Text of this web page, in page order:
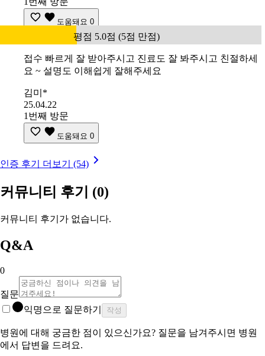
도움돼요 0
평점 5.0점 (5점 만점)
접수 빠르게 잘 받아주시고 진료도 잘 봐주시고 친절하세
요 ~ 설명도 이해쉽게 잘해주세요
김미*
25.04.22
1번째 방문
도움돼요 0
인증 후기 더보기 (54)
커뮤니티 후기 (0)
커뮤니티 후기가 없습니다.
Q&A
0
질문
익명으로 질문하기
작성
병원에 대해 궁금한 점이 있으신가요? 질문을 남겨주시면 병원
에서 답변을 드려요.